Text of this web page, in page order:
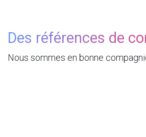
Des références de
Nous sommes en bonne